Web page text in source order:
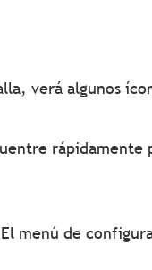
verá algunos
rápidamente
El menú de